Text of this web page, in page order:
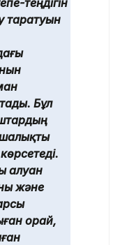
таратуын
Бұл
алуан
және
орай,